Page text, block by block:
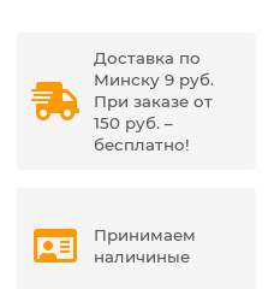
Доставка по
Минску 9 руб.
При заказе от
150 руб. –
бесплатно!
Принимаем
наличиные